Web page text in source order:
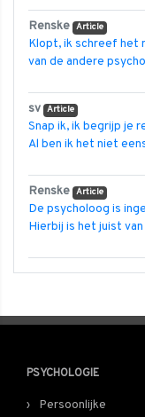
Renske Article
Klopt, ik schreef het
van de andere
sv Article
Snap ik, ik begrijp je
Al ben ik het niet
Renske Article
De psycholoog is
Hierbij is het juist
PSYCHOLOGIE
Persoonlijke